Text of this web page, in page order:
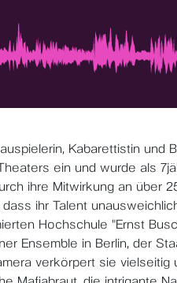
Kabarettistin und
ein und wurde als
ihre Mitwirkung an über
ihr Talent
Hochschule "Ernst
Ensemble in Berlin, der
verkörpert sie